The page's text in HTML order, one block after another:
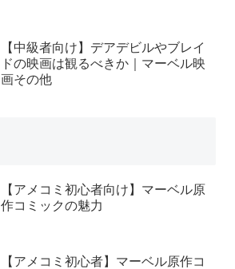
【中級者向け】デアデビルやブレイ
ドの映画は観るべきか｜マーベル映
画その他
【アメコミ初心者向け】マーベル原
作コミックの魅力
【アメコミ初心者】マーベル原作コ